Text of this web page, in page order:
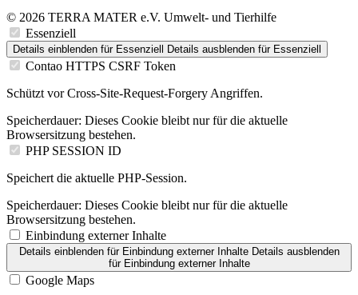
© 2026 TERRA MATER e.V. Umwelt- und Tierhilfe
Essenziell
Details einblenden für Essenziell Details ausblenden für Essenziell
Contao HTTPS CSRF Token
Schützt vor Cross-Site-Request-Forgery Angriffen.
Speicherdauer: Dieses Cookie bleibt nur für die aktuelle
Browsersitzung bestehen.
PHP SESSION ID
Speichert die aktuelle PHP-Session.
Speicherdauer: Dieses Cookie bleibt nur für die aktuelle
Browsersitzung bestehen.
Einbindung externer Inhalte
Details einblendenfür Einbindung externer Inhalte Details ausblenden
für Einbindung externer Inhalte
Google Maps